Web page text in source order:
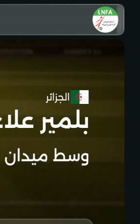
الجزائر
بلمير
وسط